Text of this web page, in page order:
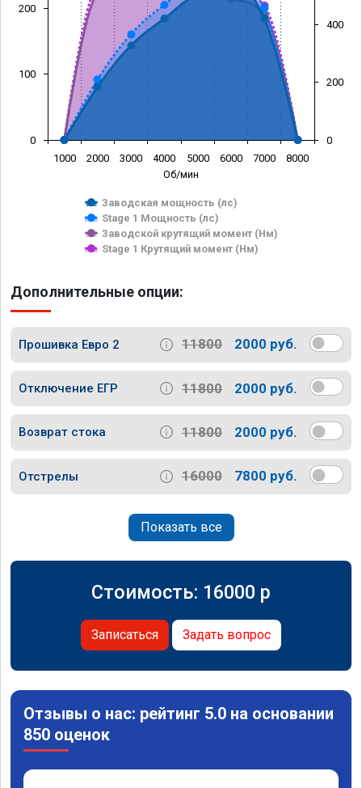
Об/мин
Заводская мощность (лс)
Stage 1 Мощность (лс)
Заводской крутящий момент (Нм)
Stage 1 Крутящий момент (Нм)
1000 2000 3000 4000 5000 6000 7000 8000
0
100
200
0
200
400
Дополнительные опции:
Прошивка Евро 2 11800 2000 руб.
Отключение ЕГР 11800 2000 руб.
Возврат стока 11800 2000 руб.
Отстрелы 16000 7800 руб.
Показать все
Стоимость: 16000 p
Записаться Задать вопрос
Отзывы о нас: рейтинг 5.0 на основании
850 оценок